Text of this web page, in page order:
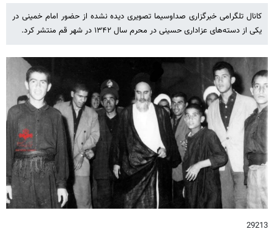
کانال تلگرامی خبرگزاری صداوسیما تصویری دیده نشده از حضور امام خمینی در
یکی از دسته‌های عزاداری حسینی در محرم سال ۱۳۴۲ در شهر قم منتشر کرد.
29213